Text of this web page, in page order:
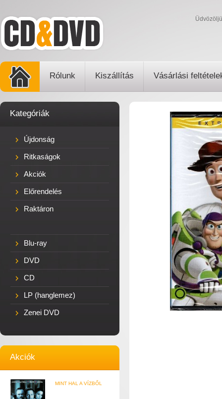
Rólunk Kiszállítás Vásárlási
Kategóriák
Újdonság
Ritkaságok
Akciók
Előrendelés
Raktáron
Blu-ray
DVD
CD
LP (hanglemez)
Zenei DVD
Akciók
MINT HAL A VÍZBŐL